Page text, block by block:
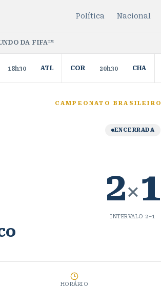
Política Nacional
DA FIFA™
18h30 ATL COR 20h30 CHA
CAMPEONATO BRASILEIRO
ENCERRADA
2×1
INTERVALO 2 –1
HORÁRIO